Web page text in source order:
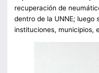
recuperación de
dentro de la UNNE; luego
instituciones, municipios,